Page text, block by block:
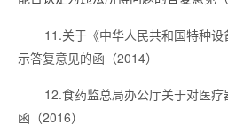
11.关于《中华人民共和国特种
示答复意见的函（2014）
12.食药监总局办公厅关于对医
函（2016）